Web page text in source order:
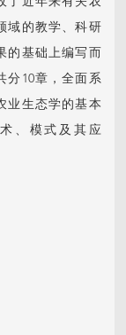
域的教学、科研
的基础上编写而
分10章，全面系
业生态学的基本
、模式及其应